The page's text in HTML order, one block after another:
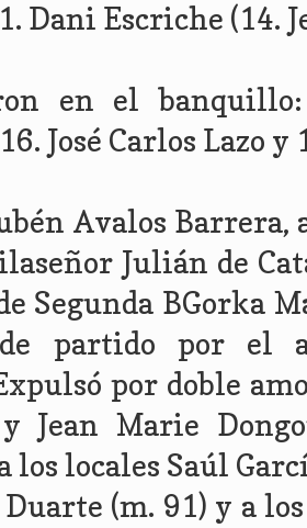
Dani Escriche (14.
en el
José Carlos Lazo y
Avalos
Julián de
Segunda BGorka
de partido por el
por doble
Jean Marie
los locales Saúl
(m. 91) y a